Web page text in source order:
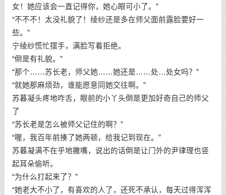
女！她应该会一直记得你，她心眼可小了。”
“不不不！太没礼貌了！绫纱还是多在师父面前露脸要好一
些。”
宁绫纱慌忙摆手，满脸写着拒绝。
“倒是有礼貌。”
“那个……苏长老，师父她……她还是……处…处女吗？”
“就她那麻烦劲，谁能愿意同她交往啊。”
苏暮凝头疼地咋舌，眼前的小丫头倒是更加好奇自己的师父
了
“苏长老是怎么被师父记住的啊？”
“喔，我百年前揍了她两顿，给我记到现在。”
苏暮凝满不在乎地撇嘴，说出的话倒是让门外的尹律理也竖
起耳朵偷听。
“为什么打起来了？”
“她老大不小了，有喜欢的人了，还死不承认，每天过得浑浑